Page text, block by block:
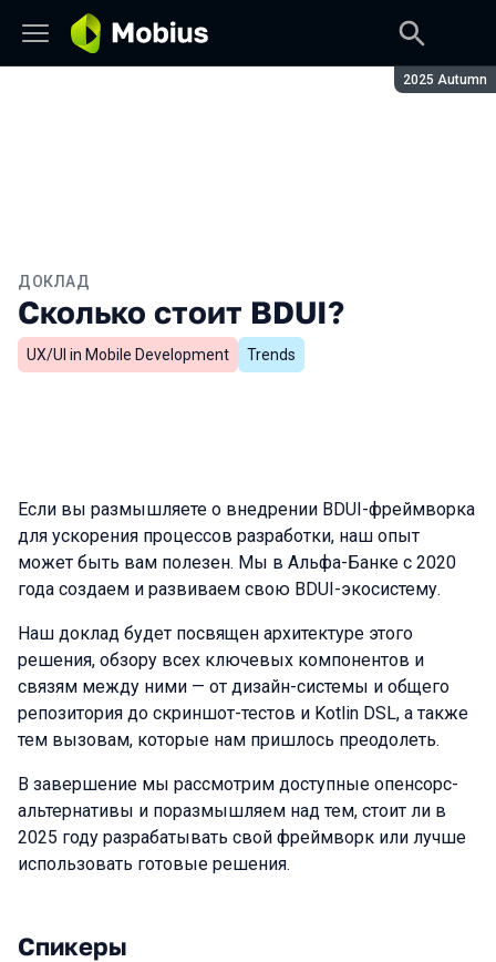
Сезон:
2025 Autumn
ДОКЛАД
Сколько стоит BDUI?
UX/UI in Mobile Development Trends
Если вы размышляете о внедрении BDUI-фреймворка
для ускорения процессов разработки, наш опыт
может быть вам полезен. Мы в Альфа-Банке с 2020
года создаем и развиваем свою BDUI-экосистему.
Наш доклад будет посвящен архитектуре этого
решения, обзору всех ключевых компонентов и
связям между ними — от дизайн-системы и общего
репозитория до скриншот-тестов и Kotlin DSL, а также
тем вызовам, которые нам пришлось преодолеть.
В завершение мы рассмотрим доступные опенсорс-
альтернативы и поразмышляем над тем, стоит ли в
2025 году разрабатывать свой фреймворк или лучше
использовать готовые решения.
Спикеры